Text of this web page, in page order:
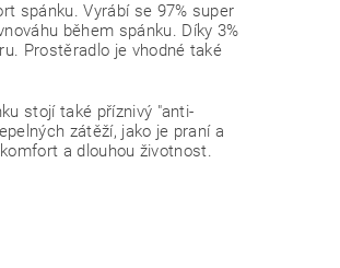
spánku. Vyrábí se 97% super
během spánku. Díky 3%
Prostěradlo je vhodné také
stojí také příznivý "anti-
zátěží, jako je praní a
a dlouhou životnost.